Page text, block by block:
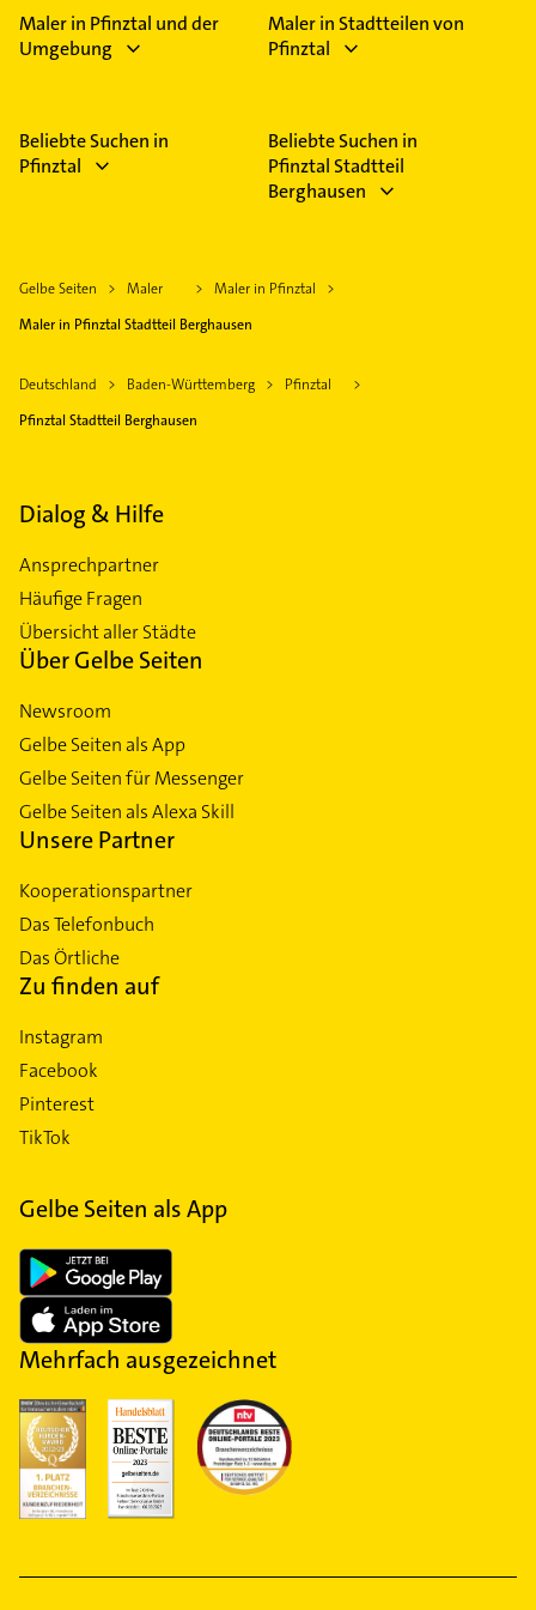
Maler in Pfinztal und der
Umgebung
Maler in Stadtteilen von
Pfinztal
Beliebte Suchen in
Pfinztal
Beliebte Suchen in
Pfinztal Stadtteil
Berghausen
Gelbe Seiten Maler
Maler in Pfinztal
Maler in Pfinztal Stadtteil Berghausen
Deutschland Baden-Württemberg
Pfinztal
Pfinztal Stadtteil Berghausen
Dialog & Hilfe
Ansprechpartner
Häufige Fragen
Übersicht aller Städte
Über Gelbe Seiten
Newsroom
Gelbe Seiten als App
Gelbe Seiten für Messenger
Gelbe Seiten als Alexa Skill
Unsere Partner
Kooperationspartner
Das Telefonbuch
Das Örtliche
Zu finden auf
Instagram
Facebook
Pinterest
TikTok
Gelbe Seiten als App
Mehrfach ausgezeichnet